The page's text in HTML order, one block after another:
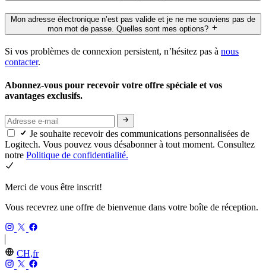
Mon adresse électronique n’est pas valide et je ne me souviens pas de
mon mot de passe. Quelles sont mes options?
Si vos problèmes de connexion persistent, n’hésitez pas à nous
contacter.
Abonnez-vous pour recevoir votre offre spéciale et vos
avantages exclusifs.
Je souhaite recevoir des communications personnalisées de
Logitech. Vous pouvez vous désabonner à tout moment. Consultez
notre Politique de confidentialité.
Merci de vous être inscrit!
Vous recevrez une offre de bienvenue dans votre boîte de réception.
CH,fr